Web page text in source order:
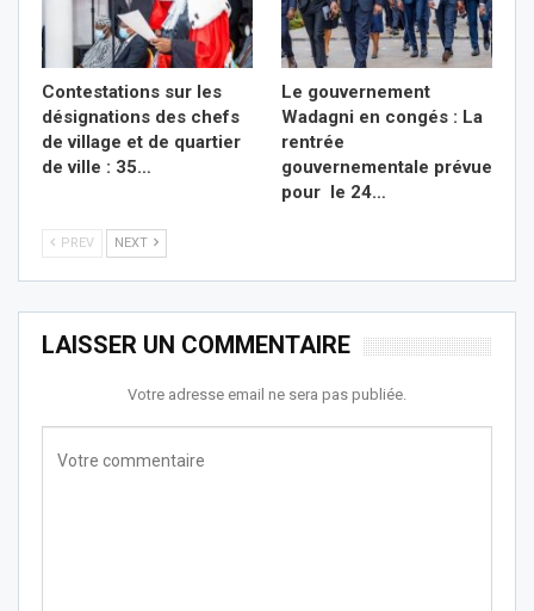
Contestations sur les
désignations des chefs
de village et de quartier
de ville : 35…
Le gouvernement
Wadagni en congés : La
rentrée
gouvernementale prévue
pour le 24…
PREV NEXT
LAISSER UN COMMENTAIRE
Votre adresse email ne sera pas publiée.